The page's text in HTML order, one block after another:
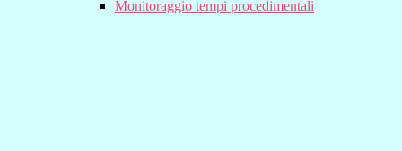
Monitoraggio tempi procedimentali